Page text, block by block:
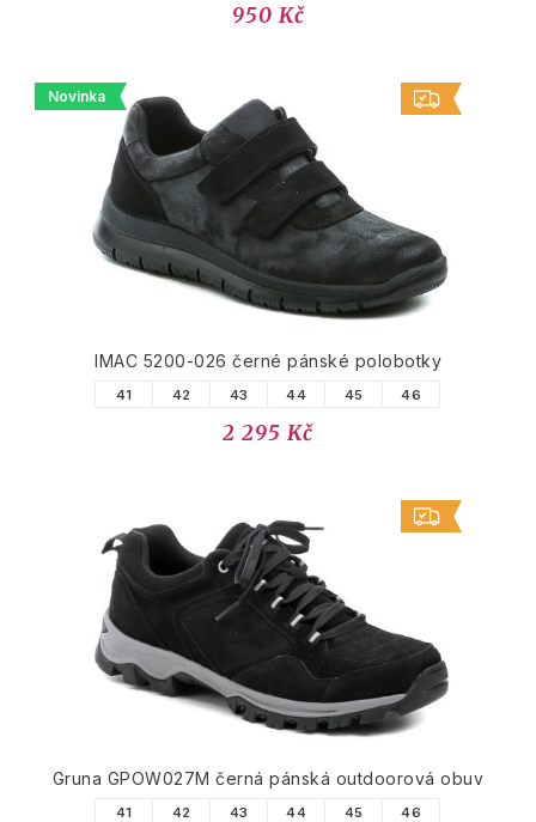
950 Kč
Novinka
IMAC 5200-026 černé pánské polobotky
41 42 43 44 45 46
2 295 Kč
Gruna GPOW027M černá pánská outdoorová obuv
41 42 43 44 45 46